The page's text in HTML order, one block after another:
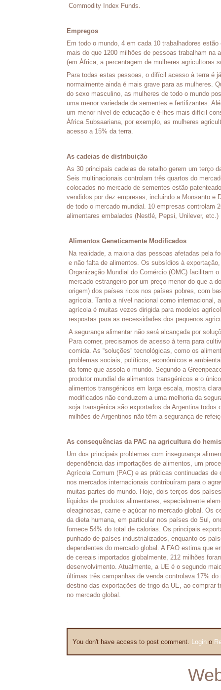
Commodity Index Funds.
Empregos
Em todo o mundo, 4 em cada 10 trabalhadores
mais do que 1200 milhões de pessoas trabalham na
(em África, a percentagem de mulheres agricultoras
Para todas estas pessoas, o difícil acesso à terra é
normalmente ainda é mais grave para as mulheres.
do sexo masculino, as mulheres de todo o mundo
uma menor variedade de sementes e fertilizantes.
um menor nível de educação e é-lhes mais difícil
África Subsaariana, por exemplo, as mulheres
acesso a 15% da terra.
As cadeias de distribuição
As 30 principais cadeias de retalho gerem um terço
Seis multinacionais controlam três quartos do
colocados no mercado de sementes estão
vendidos por dez empresas, incluindo a Monsanto e
de todo o mercado mundial. 10 empresas controlam
alimentares embalados (Nestlé, Pepsi, Unilever, etc.)
Alimentos Geneticamente Modificados
Na realidade, a maioria das pessoas afetadas pela
e não falta de alimentos. Os subsídios à
Organização Mundial do Comércio (OMC) facilitam
mercado estrangeiro por um preço menor do que a
origem) dos países ricos nos países pobres, com
agrícola. Tanto a nível nacional como internacional,
agrícola é muitas vezes dirigida para modelos
respostas para as necessidades dos pequenos
A segurança alimentar não será alcançada por
Para comer, precisamos de acesso à terra para
comida. As “soluções” tecnológicas, como os
problemas sociais, políticos, económicos e
da fome que assola o mundo. Segundo a
produtor mundial de alimentos transgénicos e o
alimentos transgénicos em larga escala, mostra
modificados não conduzem a uma melhoria da
soja transgênica são exportados da Argentina todos
milhões de Argentinos não têm a segurança de
As consequências da PAC na agricultura do
Um dos principais problemas com insegurança
dependência das importações de alimentos, um
Agrícola Comum (PAC) e as práticas continuadas de
nos mercados internacionais contribuíram para o
muitas partes do mundo. Hoje, dois terços dos
líquidos de produtos alimentares, especialmente
oleaginosas, carne e açúcar no mercado global. Os
da dieta humana, em particular nos países do Sul,
fornece 54% do total de calorias. Os principais
punhado de países industrializados, enquanto os
dependentes do mercado global. A FAO estima que
de cereais importados globalmente, 212 milhões
desenvolvimento. Atualmente, a UE é o segundo
últimas três campanhas de venda controlava 17%
destino das exportações de trigo da UE, ao comprar
no mercado global.
You don't have access to post comment. Login o